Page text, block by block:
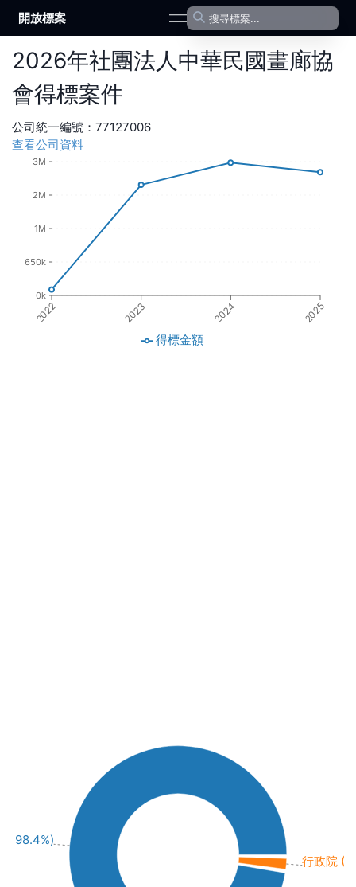
開放標案 open navigation menu
2026年社團法人中華民國畫廊協
會得標案件
公司統一編號： 77127006
查看公司資料
2022 2023 2024 2025
0k
650k
1M
2M
3M
得標金額
98.4%)
行政院